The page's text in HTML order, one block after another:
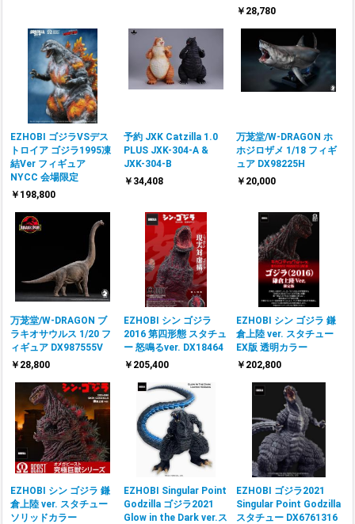
￥28,780
EZHOBI ゴジラVSデス
トロイア ゴジラ1995凍
結Ver フィギュア
NYCC 会場限定
￥198,800
予約 JXK Catzilla 1.0
PLUS JXK-304-A &
JXK-304-B
￥34,408
万茏堂/W-DRAGON ホ
ホジロザメ 1/18 フィギ
ュア DX98225H
￥20,000
万茏堂/W-DRAGON ブ
ラキオサウルス 1/20 フ
ィギュア DX987555V
￥28,800
EZHOBI シン ゴジラ
2016 第四形態 スタチュ
ー 怒鳴るver. DX18464
￥205,400
EZHOBI シン ゴジラ 鎌
倉上陸 ver. スタチュー
EX版 透明カラー
￥202,800
EZHOBI シン ゴジラ 鎌
倉上陸 ver. スタチュー
ソリッドカラー
EZHOBI Singular Point
Godzilla ゴジラ2021
Glow in the Dark ver.ス
EZHOBI ゴジラ2021
Singular Point Godzilla
スタチュー DX6761316